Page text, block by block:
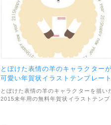
ファイル形式は素材のファイル形式は
JPEGで、画像サイズは1181×1748px。
利用範囲については、個人・商用利用問
ずOKとなっています。
とぼけた表情の羊のキャラクター
可愛い年賀状イラストテンプレー
とぼけた表情の羊のキャラクターを描い
2015未年用の無料年賀状イラストテンプ